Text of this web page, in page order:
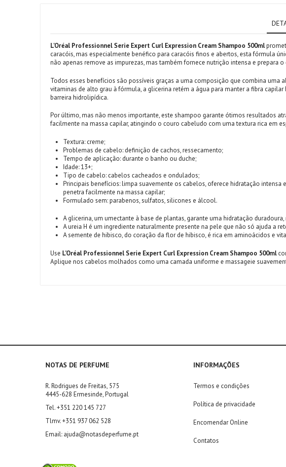
L'Oréal Professionnel Serie Expert Curl Expression Cream Shampoo 500ml
caracóis, mas especialmente benéfico para caracóis finos e abertos, esta fórmula
não apenas remove as impurezas, mas também fornece nutrição intensa e prepara
Todos esses benefícios são possíveis graças a uma composição que combina
vitaminas de alto grau à fórmula, a glicerina retém a água para manter a fibra
barreira hidrolipídica.
Por último, mas não menos importante, este shampoo garante ótimos resultados
facilmente na massa capilar, atingindo o couro cabeludo com uma textura rica em
Textura: creme;
Problemas de cabelo: definição de cachos, ressecamento;
Tempo de aplicação: durante o banho ou duche;
Idade: 13+;
Tipo de cabelo: cabelos cacheados e ondulados;
Principais benefícios: limpa suavemente os cabelos, oferece hidratação
penetra facilmente na massa capilar;
Formulado sem: parabenos, sulfatos, silicones e álcool.
A glicerina, um umectante à base de plantas, garante uma hidratação
A ureia H é um ingrediente naturalmente presente na pele que não só ajuda a
A semente de hibisco, do coração da flor de hibisco, é rica em aminoácidos e
Use L'Oréal Professionnel Serie Expert Curl Expression Cream Shampoo 500ml
Aplique nos cabelos molhados como uma camada uniforme e massageie
NOTAS DE PERFUME
R. Rodrigues de Freitas, 575
4445-628 Ermesinde, Portugal
Tel. +351 220 145 727
Tlmv. +351 937 062 528
Email: ajuda@notasdeperfume.pt
INFORMAÇÕES
Termos e condições
Política de privacidade
Encomendar Online
Contatos